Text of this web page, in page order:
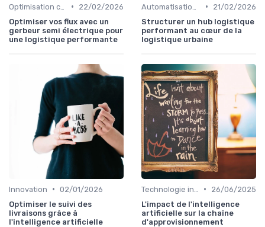
•
22/02/2026
Optimiser vos flux avec un
gerbeur semi électrique pour
une logistique performante
•
21/02/2026
Structurer un hub logistique
performant au cœur de la
logistique urbaine
Innovation • 02/01/2026
Optimiser le suivi des
livraisons grâce à
l'intelligence artificielle
•
26/06/2025
L'impact de l'intelligence
artificielle sur la chaîne
d'approvisionnement